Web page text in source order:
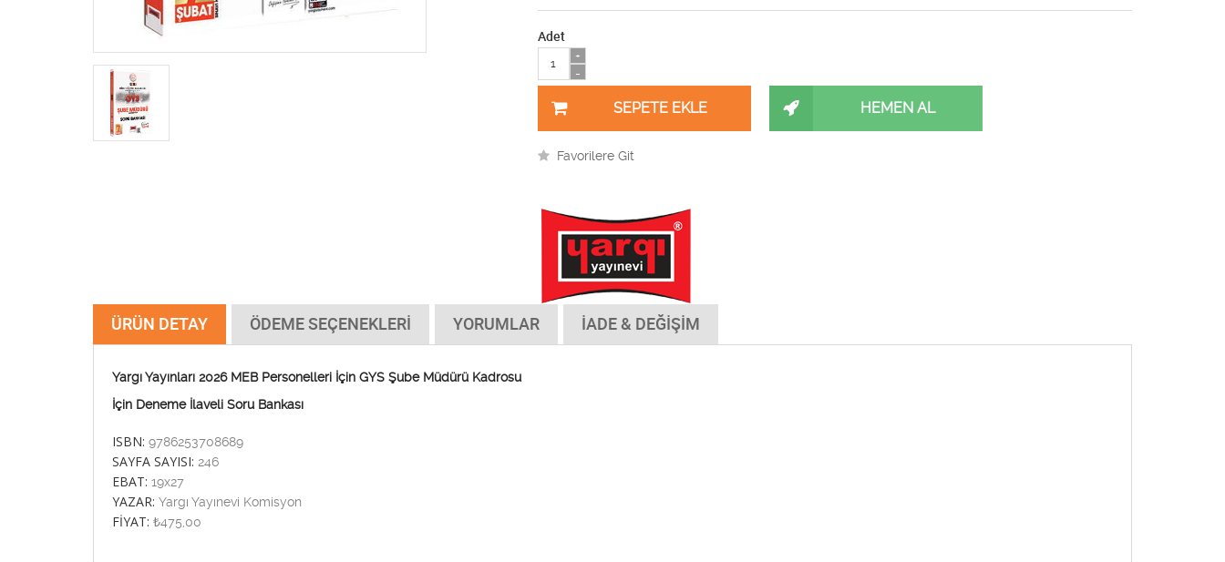
Adet
+
-
HEMEN AL
Favorilere Git
ÜRÜN DETAY ÖDEME SEÇENEKLERİ YORUMLAR İADE & DEĞİŞİM
Yargı Yayınları 2026 MEB Personelleri İçin GYS Şube Müdürü Kadrosu
İçin Deneme İlaveli Soru Bankası
ISBN: 9786253708689
SAYFA SAYISI: 246
EBAT: 19x27
YAZAR: Yargı Yayınevi Komisyon
FİYAT: ₺475,00